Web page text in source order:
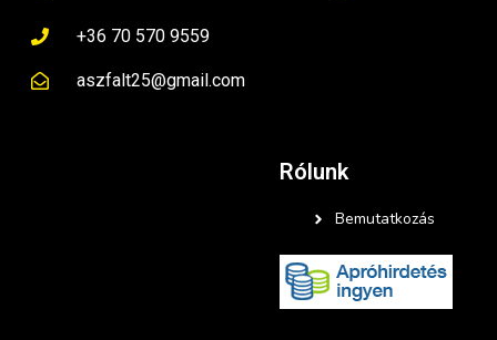
+36 70 570 9559
aszfalt25@gmail.com
Rólunk
Bemutatkozás